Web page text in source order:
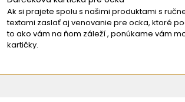
Ak si prajete spolu s našimi produktami s
textami zaslať aj venovanie pre ocka, ktoré
to ako vám na ňom záleží , ponúkame vám
kartičky.